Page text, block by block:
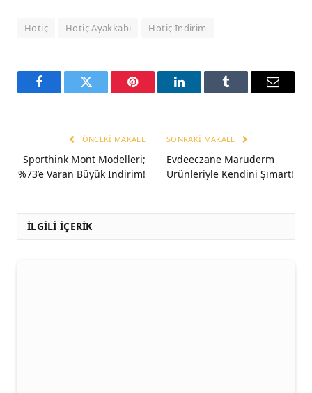
Hotiç Hotiç Ayakkabı Hotiç İndirim
FacebookTwitter Pinterest LinkedInTumblr Email
ÖNCEKI MAKALE
Sporthink Mont Modelleri;
%73’e Varan Büyük İndirim!
SONRAKI MAKALE
Evdeeczane Maruderm
Ürünleriyle Kendini Şımart!
İLGİLİ İÇERİK